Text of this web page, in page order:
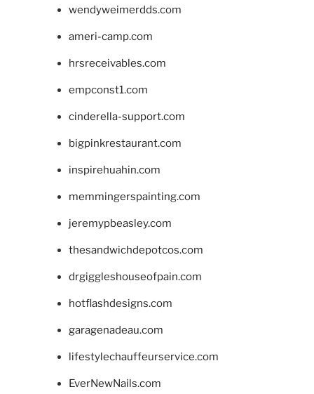
wendyweimerdds.com
ameri-camp.com
hrsreceivables.com
empconst1.com
cinderella-support.com
bigpinkrestaurant.com
inspirehuahin.com
memmingerspainting.com
jeremypbeasley.com
thesandwichdepotcos.com
drgiggleshouseofpain.com
hotflashdesigns.com
garagenadeau.com
lifestylechauffeurservice.com
EverNewNails.com